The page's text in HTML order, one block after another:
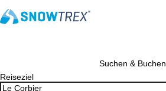
Suchen & Buchen
Reiseziel